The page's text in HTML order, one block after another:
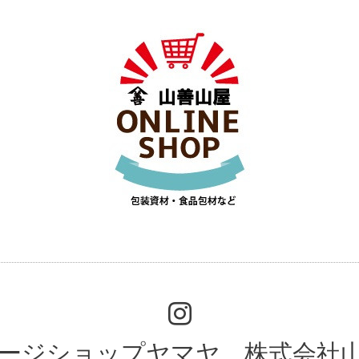
ジショップヤマヤ 株式会社